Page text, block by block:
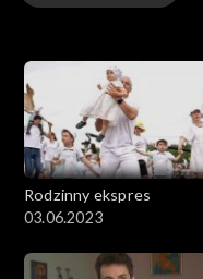
Rodzinny ekspres
03.06.2023